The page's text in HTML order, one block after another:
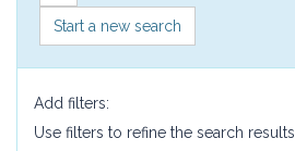
Start a new search
Add filters:
Use filters to refine the search results.